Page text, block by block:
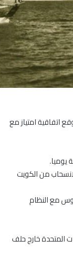
الصباح يوقع اتفاقية امتياز مع
الدولي يعلن انتهاء الفرصة الممنوحة للنظام العراقي بموجب القرار رقم 678 للانسحاب من الكويت
مع النظام
المتحدة خارج حلف